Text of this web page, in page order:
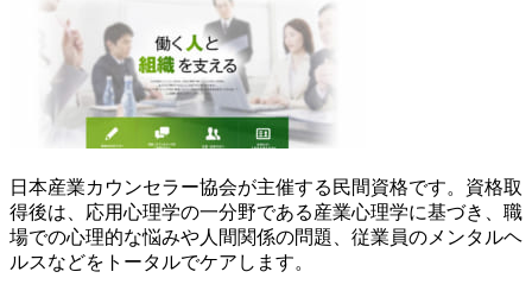
日本産業カウンセラー協会が主催する民間資格です。資格取
得後は、応用心理学の一分野である産業心理学に基づき、職
場での心理的な悩みや人間関係の問題、従業員のメンタルヘ
ルスなどをトータルでケアします。